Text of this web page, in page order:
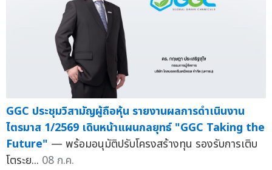
GGC ประชุมวิสามัญผู้ถือหุ้น รายงานผลการดำเนินงาน
ไตรมาส 1/2569 เดินหน้าแผนกลยุทธ์ "GGC Taking the
Future" — พร้อมอนุมัติปรับโครงสร้างทุน รองรับการเติบ
โตระย... 08 ก.ค.